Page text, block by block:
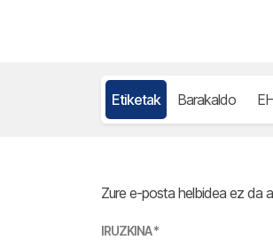
Etiketak Barakaldo
Zure e-posta helbidea ez da
IRUZKINA*